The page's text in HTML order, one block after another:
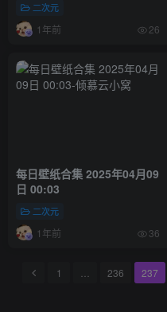
二次元
1年前 26
每日壁纸合集 2025年04月09
日 00:03
二次元
1年前 36
1 236 237